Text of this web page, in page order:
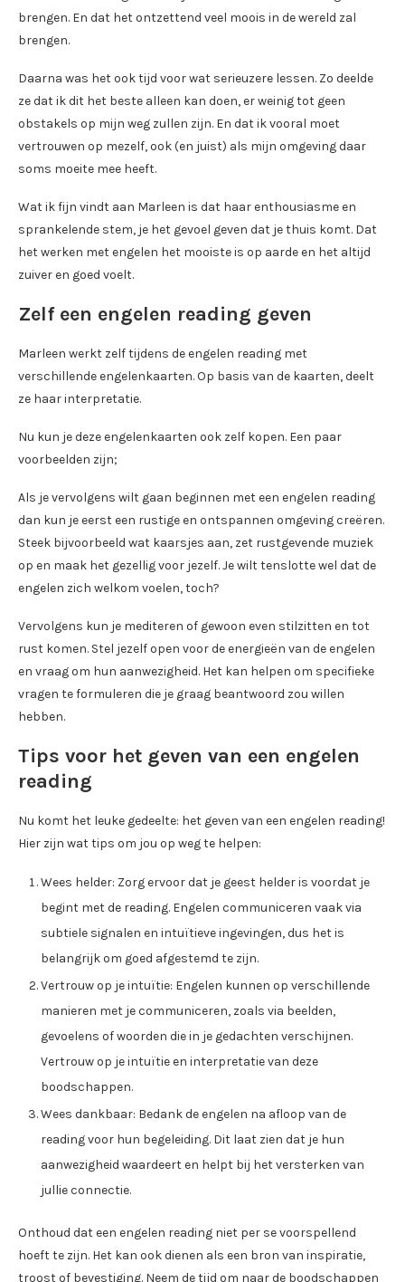
brengen. En dat het ontzettend veel moois in de wereld zal
brengen.
Daarna was het ook tijd voor wat serieuzere lessen. Zo deelde
ze dat ik dit het beste alleen kan doen, er weinig tot geen
obstakels op mijn weg zullen zijn. En dat ik vooral moet
vertrouwen op mezelf, ook (en juist) als mijn omgeving daar
soms moeite mee heeft.
Wat ik fijn vindt aan Marleen is dat haar enthousiasme en
sprankelende stem, je het gevoel geven dat je thuis komt. Dat
het werken met engelen het mooiste is op aarde en het altijd
zuiver en goed voelt.
Zelf een engelen reading geven
Marleen werkt zelf tijdens de engelen reading met
verschillende engelenkaarten. Op basis van de kaarten, deelt
ze haar interpretatie.
Nu kun je deze engelenkaarten ook zelf kopen. Een paar
voorbeelden zijn;
Als je vervolgens wilt gaan beginnen met een engelen reading
dan kun je eerst een rustige en ontspannen omgeving creëren.
Steek bijvoorbeeld wat kaarsjes aan, zet rustgevende muziek
op en maak het gezellig voor jezelf. Je wilt tenslotte wel dat de
engelen zich welkom voelen, toch?
Vervolgens kun je mediteren of gewoon even stilzitten en tot
rust komen. Stel jezelf open voor de energieën van de engelen
en vraag om hun aanwezigheid. Het kan helpen om specifieke
vragen te formuleren die je graag beantwoord zou willen
hebben.
Tips voor het geven van een engelen
reading
Nu komt het leuke gedeelte: het geven van een engelen reading!
Hier zijn wat tips om jou op weg te helpen:
Wees helder: Zorg ervoor dat je geest helder is voordat je
begint met de reading. Engelen communiceren vaak via
subtiele signalen en intuïtieve ingevingen, dus het is
belangrijk om goed afgestemd te zijn.
Vertrouw op je intuïtie: Engelen kunnen op verschillende
manieren met je communiceren, zoals via beelden,
gevoelens of woorden die in je gedachten verschijnen.
Vertrouw op je intuïtie en interpretatie van deze
boodschappen.
Wees dankbaar: Bedank de engelen na afloop van de
reading voor hun begeleiding. Dit laat zien dat je hun
aanwezigheid waardeert en helpt bij het versterken van
jullie connectie.
Onthoud dat een engelen reading niet per se voorspellend
hoeft te zijn. Het kan ook dienen als een bron van inspiratie,
troost of bevestiging. Neem de tijd om naar de boodschappen